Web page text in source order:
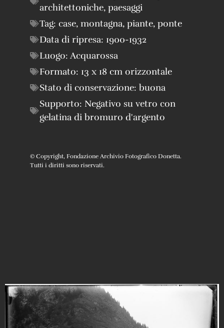
architettoniche, paesaggi
Tag: case, montagna, piante, ponte
Data di ripresa: 1900-1932
Luogo: Acquarossa
Formato: 13 x 18 cm orizzontale
Stato di conservazione: buona
Supporto: Negativo su vetro con
gelatina di bromuro d'argento
© Copyright, Fondazione Archivio Fotografico Donetta.
Tutti i diritti sono riservati.